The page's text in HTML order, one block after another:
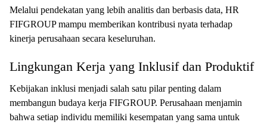
Melalui pendekatan yang lebih analitis dan berbasis data, HR
FIFGROUP mampu memberikan kontribusi nyata terhadap
kinerja perusahaan secara keseluruhan.
Lingkungan Kerja yang Inklusif dan Produktif
Kebijakan inklusi menjadi salah satu pilar penting dalam
membangun budaya kerja FIFGROUP. Perusahaan menjamin
bahwa setiap individu memiliki kesempatan yang sama untuk